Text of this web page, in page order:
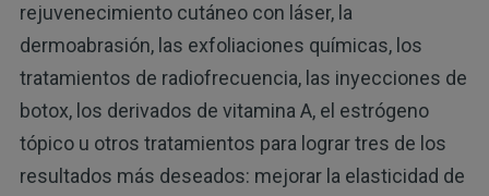
rejuvenecimiento cutáneo con láser, la
dermoabrasión, las exfoliaciones químicas, los
tratamientos de radiofrecuencia, las inyecciones de
botox, los derivados de vitamina A, el estrógeno
tópico u otros tratamientos para lograr tres de los
resultados más deseados: mejorar la elasticidad de